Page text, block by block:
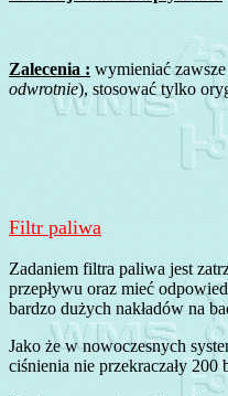
Zalecenia : wymieniać
odwrotnie), stosować tylko
Filtr paliwa
Zadaniem filtra paliwa jest
przepływu oraz mieć
bardzo dużych nakładów na
Jako że w nowoczesnych
ciśnienia nie przekraczały